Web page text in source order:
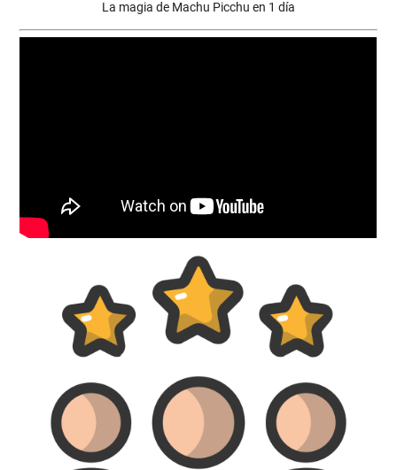
La magia de Machu Picchu en 1 día